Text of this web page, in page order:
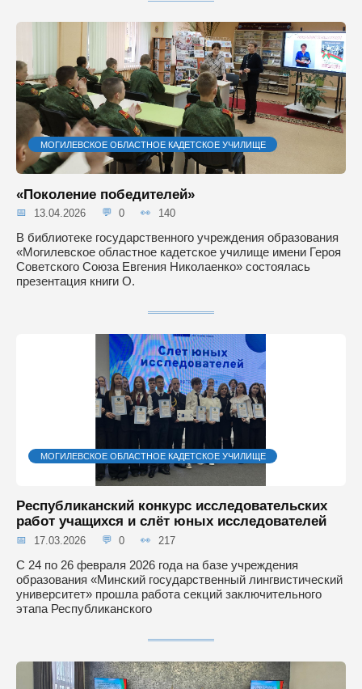
МОГИЛЕВСКОЕ ОБЛАСТНОЕ КАДЕТСКОЕ УЧИЛИЩЕ
«Поколение победителей»
13.04.2026 0 140
В библиотеке государственного учреждения образования
«Могилевское областное кадетское училище имени Героя
Советского Союза Евгения Николаенко» состоялась
презентация книги О.
МОГИЛЕВСКОЕ ОБЛАСТНОЕ КАДЕТСКОЕ УЧИЛИЩЕ
Республиканский конкурс исследовательских
работ учащихся и слёт юных исследователей
17.03.2026 0 217
С 24 по 26 февраля 2026 года на базе учреждения
образования «Минский государственный лингвистический
университет» прошла работа секций заключительного
этапа Республиканского